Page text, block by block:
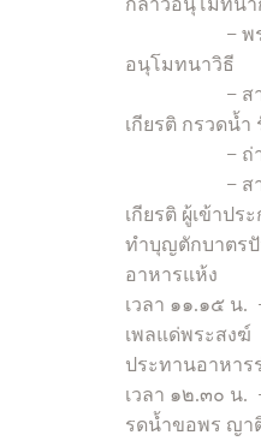
กล่าวอนุโมทนา
– พระส
อนุโมทนาวิธี
– สาธุช
เกียรติ กรวดน้ำ
– ถ่ายภ
– สาธุช
เกียรติ ผู้เข้าปร
ทำบุญตักบาตรปั
อาหารแห้ง
เวลา ๑๑.๑๕ น.
เพลแด่พระสงฆ์
ประทานอาหาร
เวลา ๑๒.๓๐ น.
รดน้ำขอพร ญา